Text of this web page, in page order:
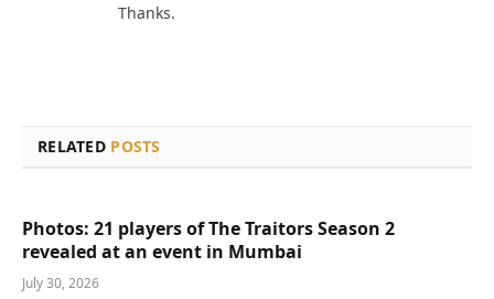
Thanks.
RELATED POSTS
Photos: 21 players of The Traitors Season 2
revealed at an event in Mumbai
July 30, 2026